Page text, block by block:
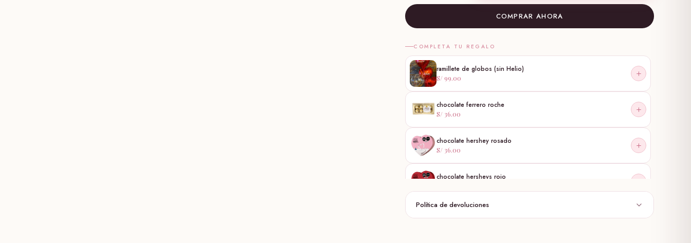
COMPRAR AHORA
COMPLETA TU REGALO
ramillete de globos (sin Helio)
S/ 99.00
chocolate ferrero roche
S/ 36.00
chocolate hershey rosado
S/ 36.00
chocolate hersheys rojo
Política de devoluciones